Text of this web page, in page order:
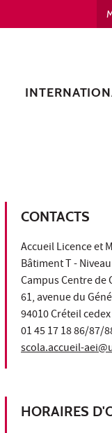
CONTACTS
Accueil Licence et
Bâtiment T -
Campus Centre de
61, avenue du
94010 Créteil cedex
01 45 17 18 86/87/
scola.accueil-
HORAIRES